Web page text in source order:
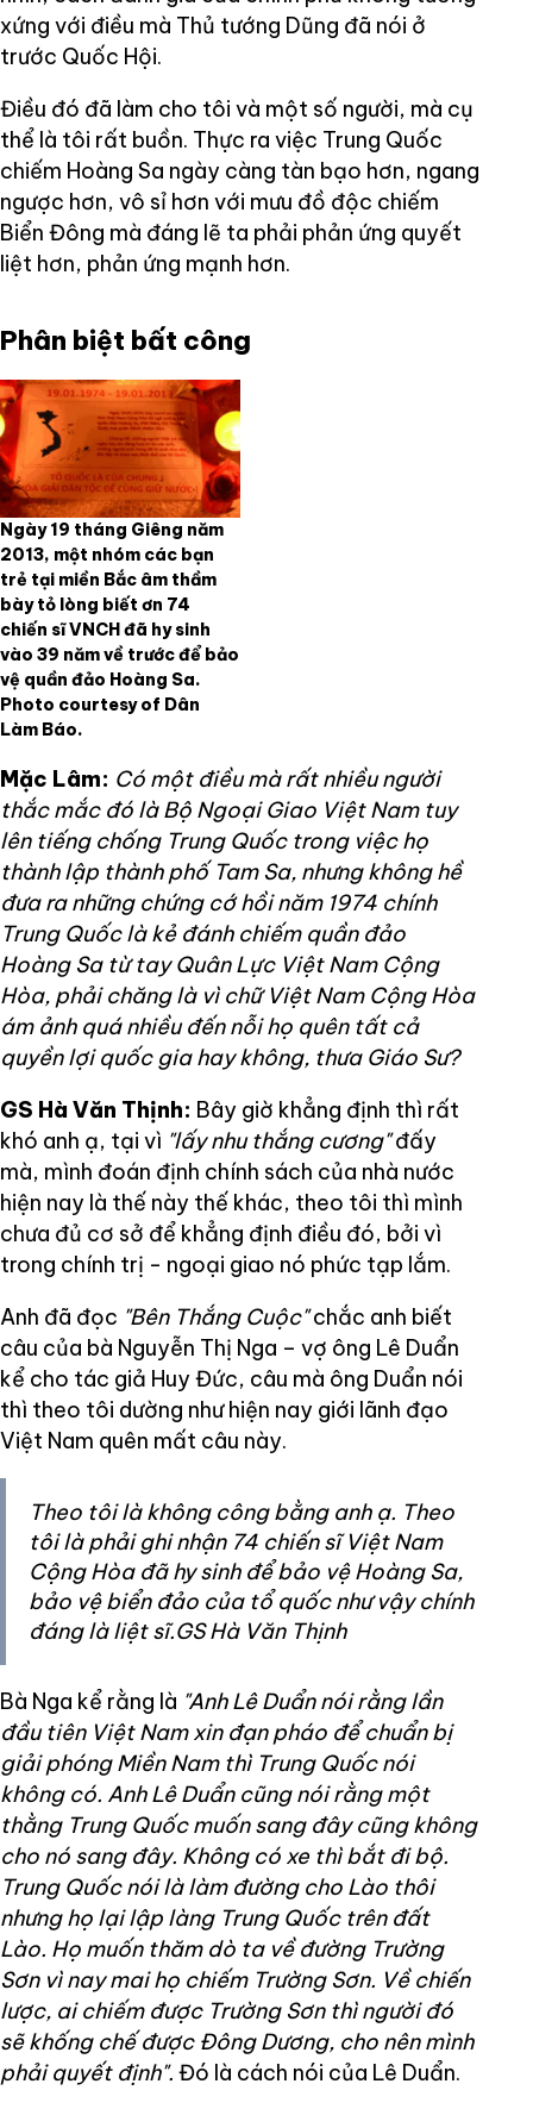
xứng với điều mà Thủ tướng Dũng đã nói ở
trước Quốc Hội.
Điều đó đã làm cho tôi và một số người, mà cụ
thể là tôi rất buồn. Thực ra việc Trung Quốc
chiếm Hoàng Sa ngày càng tàn bạo hơn, ngang
ngược hơn, vô sỉ hơn với mưu đồ độc chiếm
Biển Đông mà đáng lẽ ta phải phản ứng quyết
liệt hơn, phản ứng mạnh hơn.
Phân biệt bất công
Ngày 19 tháng Giêng năm
2013, một nhóm các bạn
trẻ tại miền Bắc âm thầm
bày tỏ lòng biết ơn 74
chiến sĩ VNCH đã hy sinh
vào 39 năm về trước để bảo
vệ quần đảo Hoàng Sa.
Photo courtesy of Dân
Làm Báo.
Mặc Lâm: Có một điều mà rất nhiều người
thắc mắc đó là Bộ Ngoại Giao Việt Nam tuy
lên tiếng chống Trung Quốc trong việc họ
thành lập thành phố Tam Sa, nhưng không hề
đưa ra những chứng cớ hồi năm 1974 chính
Trung Quốc là kẻ đánh chiếm quần đảo
Hoàng Sa từ tay Quân Lực Việt Nam Cộng
Hòa, phải chăng là vì chữ Việt Nam Cộng Hòa
ám ảnh quá nhiều đến nỗi họ quên tất cả
quyền lợi quốc gia hay không, thưa Giáo Sư?
GS Hà Văn Thịnh: Bây giờ khẳng định thì rất
khó anh ạ, tại vì "lấy nhu thắng cương"đấy
mà, mình đoán định chính sách của nhà nước
hiện nay là thế này thế khác, theo tôi thì mình
chưa đủ cơ sở để khẳng định điều đó, bởi vì
trong chính trị - ngoại giao nó phức tạp lắm.
Anh đã đọc "Bên Thắng Cuộc"chắc anh biết
câu của bà Nguyễn Thị Nga – vợ ông Lê Duẩn
kể cho tác giả Huy Đức, câu mà ông Duẩn nói
thì theo tôi dường như hiện nay giới lãnh đạo
Việt Nam quên mất câu này.
Theo tôi là không công bằng anh ạ. Theo
tôi là phải ghi nhận 74 chiến sĩ Việt Nam
Cộng Hòa đã hy sinh để bảo vệ Hoàng Sa,
bảo vệ biển đảo của tổ quốc như vậy chính
đáng là liệt sĩ.GS Hà Văn Thịnh
Bà Nga kể rằng là "Anh Lê Duẩn nói rằng lần
đầu tiên Việt Nam xin đạn pháo để chuẩn bị
giải phóng Miền Nam thì Trung Quốc nói
không có. Anh Lê Duẩn cũng nói rằng một
thằng Trung Quốc muốn sang đây cũng không
cho nó sang đây. Không có xe thì bắt đi bộ.
Trung Quốc nói là làm đường cho Lào thôi
nhưng họ lại lập làng Trung Quốc trên đất
Lào. Họ muốn thăm dò ta về đường Trường
Sơn vì nay mai họ chiếm Trường Sơn. Về chiến
lược, ai chiếm được Trường Sơn thì người đó
sẽ khống chế được Đông Dương, cho nên mình
phải quyết định". Đó là cách nói của Lê Duẩn.